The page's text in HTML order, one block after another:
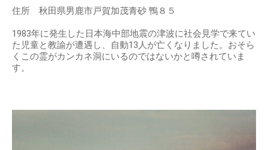
住所 秋田県男鹿市戸賀加茂青砂 鴨８５
1983年に発生した日本海中部地震の津波に社会見学で来てい
た児童と教諭が遭遇し、自動13人が亡くなりました。おそら
くこの霊がカンカネ洞にいるのではないかと噂されていま
す。